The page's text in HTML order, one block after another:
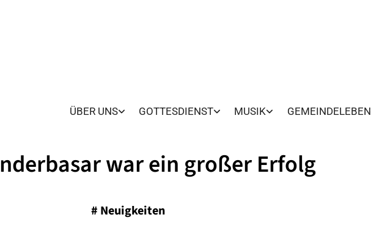
ÜBER UNS GOTTESDIENST MUSIK GEMEINDELEBEN
war ein großer Erfolg
# Neuigkeiten